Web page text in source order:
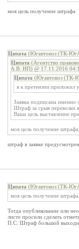
моя цель получение штрафа
Цитата (Югавтовоз (ТК-
Цитата (Агентство
А.В. ИП) @ 17.11.2016
Цитата (Югавтовоз (ТК-
я к претензии приложил
Заявка подписана именно
Штраф за срыв перевозки
Ваша цель выставление
моя цель получение штрафа
штраф в заявке
Цитата (Югавтовоз (ТК-
моя цель получение штрафа
Тогда опубликование или
листе просили сделать
П.С. Штраф большой